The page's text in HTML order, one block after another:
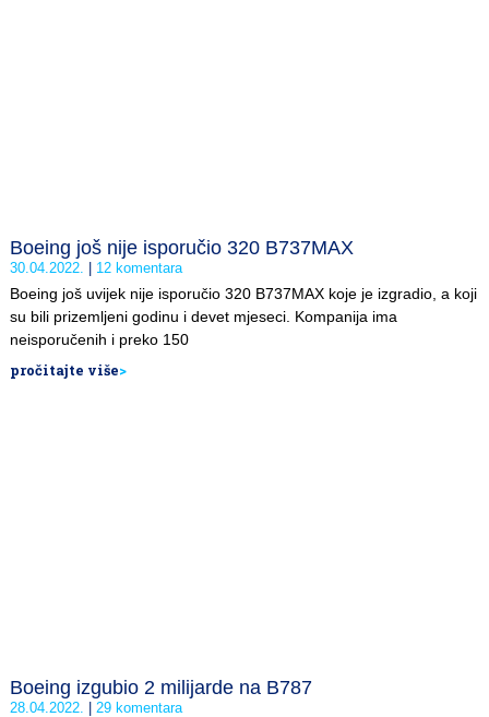
Boeing još nije isporučio 320 B737MAX
30.04.2022. 12 komentara
Boeing još uvijek nije isporučio 320 B737MAX koje je izgradio, a koji
su bili prizemljeni godinu i devet mjeseci. Kompanija ima
neisporučenih i preko 150
pročitajte više>
Boeing izgubio 2 milijarde na B787
28.04.2022. 29 komentara